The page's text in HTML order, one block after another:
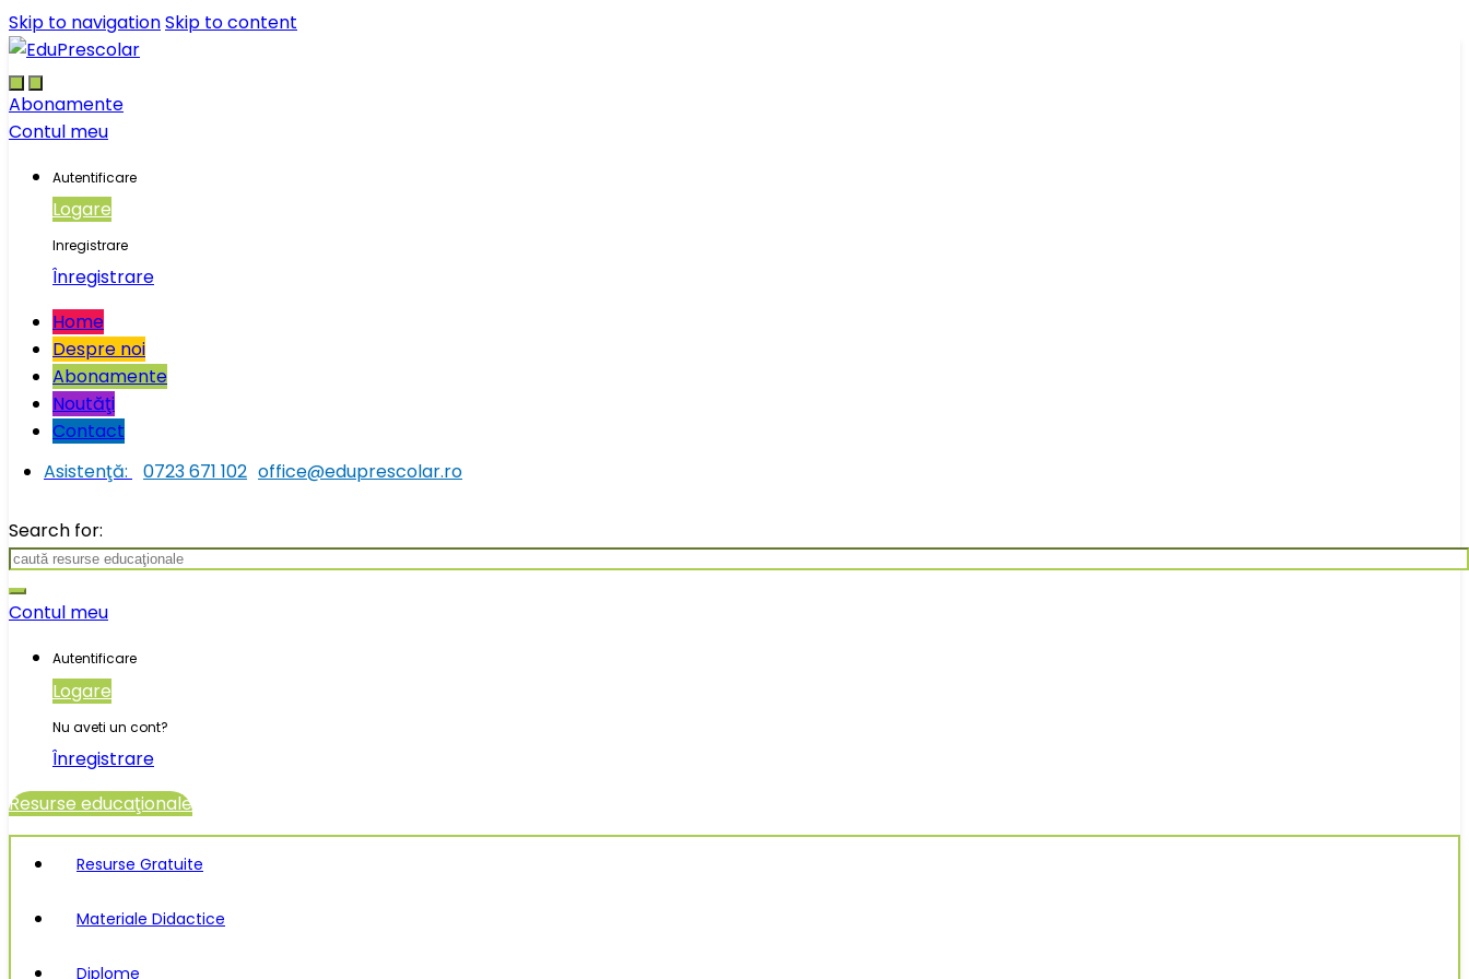
Skip to navigationSkip to content
Abonamente
Contul meu
Autentificare
Logare
Inregistrare
Înregistrare
Home
Despre noi
Abonamente
Noutăţi
Contact
Asistenţă:
0723 671 102 office@eduprescolar.ro
Search for:
Contul meu
Autentificare
Logare
Nu aveti un cont?
Înregistrare
Resurse educaţionale
Resurse Gratuite
Materiale Didactice
Diplome